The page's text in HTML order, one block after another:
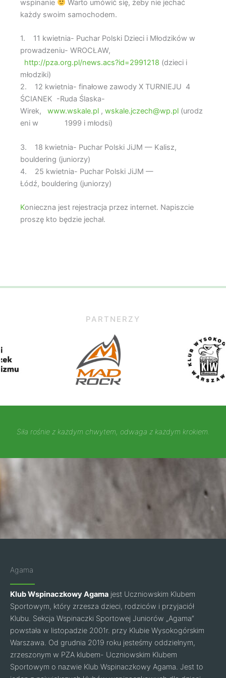
wspinanie
Warto umówić się, żeby nie jechać
każdy swoim samochodem.
1. 11 kwietnia- Puchar Polski Dzieci i Młodzików w
prowadzeniu- WROCŁAW,
http://pza.org.pl/news.acs?id=2991218 (dzieci i
młodziki)
2. 12 kwietnia- finałowe zawody X TURNIEJU 4
ŚCIANEK -Ruda Ślaska-
Wirek, www.wskale.pl , wskale.jczech@wp.pl (urodz
eni w 1999 i młodsi)
3. 18 kwietnia- Puchar Polski JiJM — Kalisz,
bouldering (juniorzy)
4. 25 kwietnia- Puchar Polski JiJM —
Łódź, bouldering (juniorzy)
Konieczna jest rejestracja przez internet. Napiszcie
proszę kto będzie jechał.
PARTNERZY
Siła rośnie z każdym chwytem, odwaga z każdym krokiem.
Agama
Klub Wspinaczkowy Agama jest Uczniowskim Klubem
Sportowym, który zrzesza dzieci, rodziców i przyjaciół
Klubu. Sekcja Wspinaczki Sportowej Juniorów „Agama”
powstała w listopadzie 2001r. przy Klubie Wysokogórskim
Warszawa. Od grudnia 2019 roku jesteśmy oddzielnym,
zrzeszonym w PZA klubem- Uczniowskim Klubem
Sportowym o nazwie Klub Wspinaczkowy Agama. Jest to